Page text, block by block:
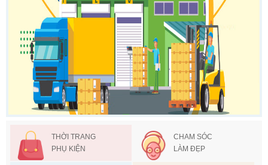
THỜI TRANG
PHỤ KIỆN
CHAM SÓC
LÀM ĐẸP